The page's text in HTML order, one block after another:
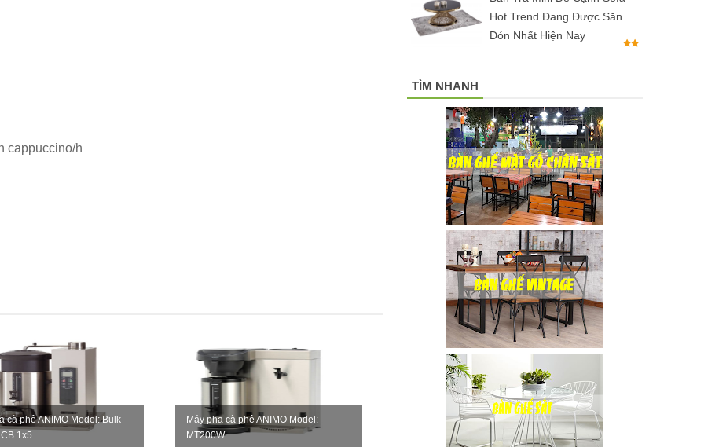
cappuccino/h
cà phê ANIMO Model: Bulk
1x5
Máy pha cà phê ANIMO Model:
MT200W
Hot Trend Đang Được Săn
Đón Nhất Hiện Nay
TÌM NHANH